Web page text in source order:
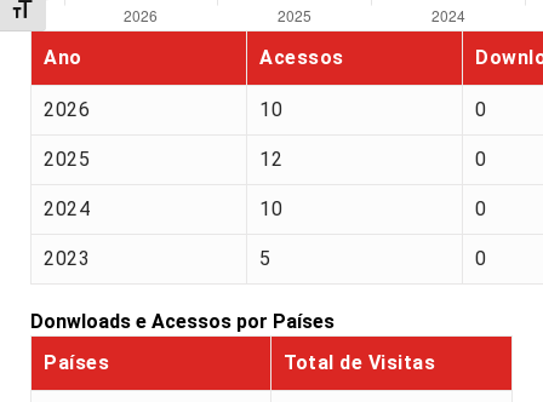
Alternar tamanho da fonte
Ano Acessos
2026 10 0
2025 12 0
2024 10 0
2023 5 0
Donwloads e Acessos por Países
Países
Total de Visitas